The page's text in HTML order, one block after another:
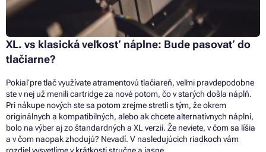
XL. vs klasická veľkosť náplne: Bude pasovať do
tlačiarne?
Pokiaľ pre tlač využívate atramentovú tlačiareň, veľmi pravdepodobne
ste v nej už menili cartridge za nové potom, čo v starých došla náplň.
Pri nákupe nových ste sa potom zrejme stretli s tým, že okrem
originálnych a kompatibilných, alebo ak chcete alternatívnych náplní,
bolo na výber aj zo štandardných a XL verzií. Že neviete, v čom sa líšia
a v čom naopak zhodujú? Nevadí. V nasledujúcich riadkoch vám